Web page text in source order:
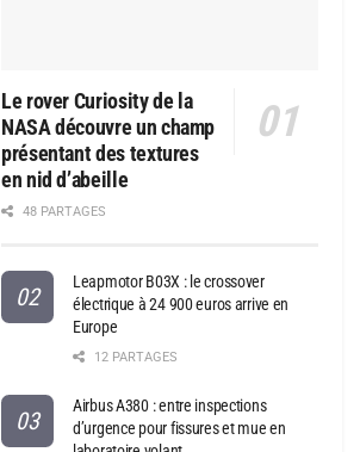
Le rover Curiosity de la
NASA découvre un champ
présentant des textures
en nid d’abeille
48 PARTAGES
Leapmotor B03X : le crossover
électrique à 24 900 euros arrive en
Europe
12 PARTAGES
Airbus A380 : entre inspections
d’urgence pour fissures et mue en